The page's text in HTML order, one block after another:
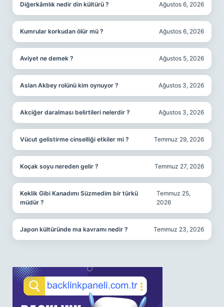
Diğerkâmlık nedir din kültürü ? Ağustos 6, 2026
Kumrular korkudan ölür mü ? Ağustos 6, 2026
Aviyet ne demek ? Ağustos 5, 2026
Aslan Akbey rolünü kim oynuyor ? Ağustos 3, 2026
Akciğer daralması belirtileri nelerdir ? Ağustos 3, 2026
Vücut gelistirme cinselliği etkiler mi ? Temmuz 29, 2026
Koçak soyu nereden gelir ? Temmuz 27, 2026
Keklik Gibi Kanadımı Süzmedim bir türkü
müdür ?
Temmuz 25,
2026
Japon kültüründe ma kavramı nedir ? Temmuz 23, 2026